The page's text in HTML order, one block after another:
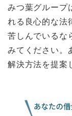
みつ葉グループ
れる良心的な法
苦しんでいるな
みてください。
解決方法を提案